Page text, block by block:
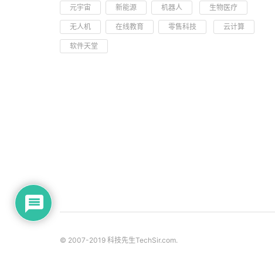
元宇宙 新能源 机器人 生物医疗
无人机 在线教育 零售科技 云计算
软件天堂
© 2007-2019 科技先生TechSir.com.